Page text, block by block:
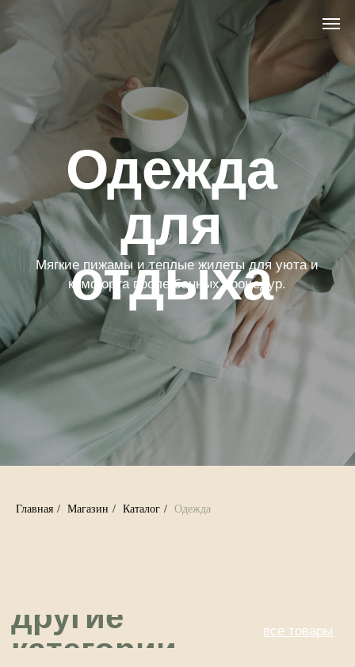
Мягкие пижамы и теплые жилеты для уюта и
комфорта после банных процедур.
Одежда
для
отдыха
Главная / Магазин / Каталог / Одежда
другие
категории
Товары для бани